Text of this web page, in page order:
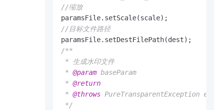
//缩放
//目标文件路径
/**
* 生成水印文件
* @param baseParam
* @return
* @throws PureTransparentException
*/